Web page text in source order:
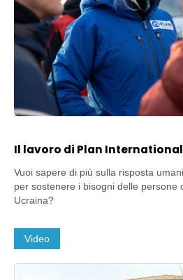
Il lavoro di Plan
Vuoi sapere di più sulla risposta
per sostenere i bisogni delle persone
Ucraina?
Video